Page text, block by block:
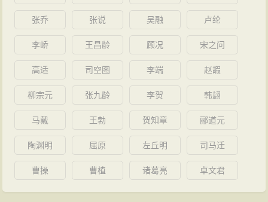
宝夤顾虑到道元想要平息自己的叛乱，也认为这是朝廷
要算计自己，受汝南王元悦怂恿便派遣他的行台郎中郭
有了，力气也就少了许多。贼寇于是跳墙而入。郦道元
与他的弟弟郦道峻、郦道博，长子郦伯友、次子郦仲友
被杀害。道元死前怒目呵斥贼人，大声斥责而死亡。宝
柩回到长安
城，朝廷追赠为吏部尚书、冀州刺史、安定
张乔 张说 吴融 卢纶
李峤 王昌龄 顾况 宋之问
高适 司空图 李端 赵嘏
柳宗元 张九龄 李贺 韩翃
马戴 王勃 贺知章 郦道元
陶渊明 屈原 左丘明 司马迁
曹操 曹植 诸葛亮 卓文君